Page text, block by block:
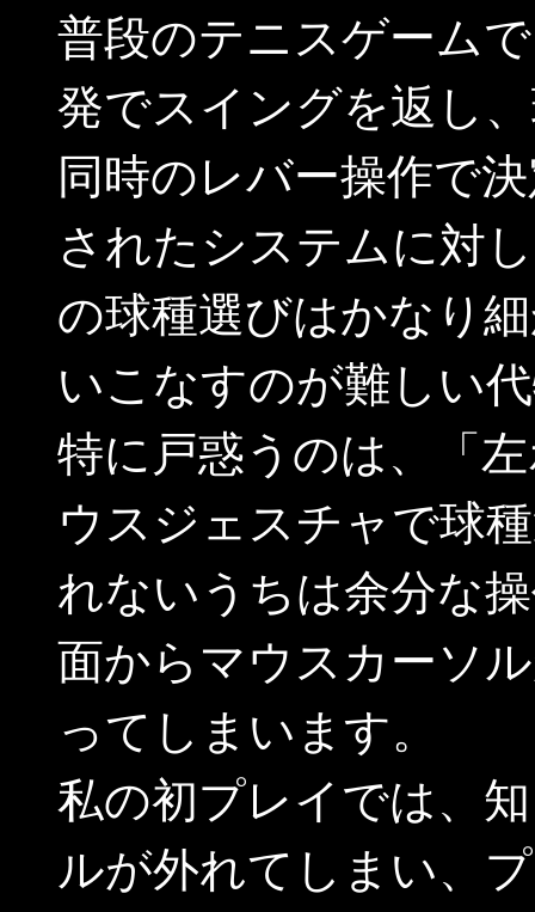
普段のテニスゲーム
発でスイングを返し
同時のレバー操作で
されたシステムに対
の球種選びはかなり
いこなすのが難しい
特に戸惑うのは、「
ウスジェスチャで球
れないうちは余分な
面からマウスカーソ
ってしまいます。
私の初プレイでは、
ルが外れてしまい、